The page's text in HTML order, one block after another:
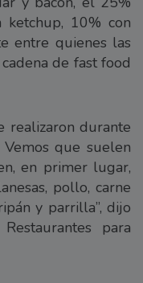
10% con
entre quienes las
de fast food
realizaron durante
que suelen
en primer lugar,
pollo, carne
y parrilla”, dijo
para